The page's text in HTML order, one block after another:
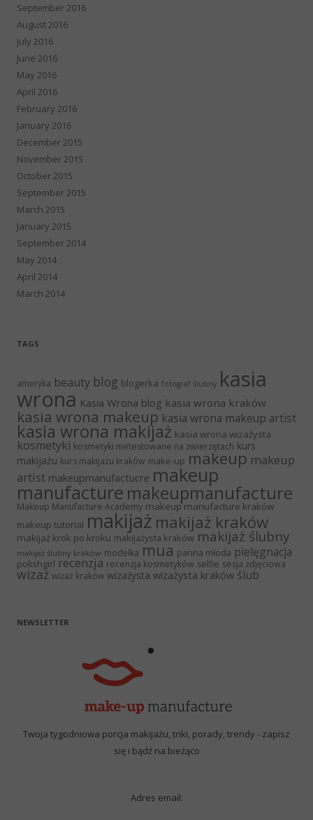
September 2016
August 2016
July 2016
June 2016
May 2016
April 2016
February 2016
January 2016
December 2015
November 2015
October 2015
September 2015
March 2015
January 2015
September 2014
May 2014
April 2014
March 2014
TAGS
ameryka beauty blog blogerka fotograf ślubny kasia
wrona Kasia Wrona blog kasia wrona kraków
kasia wrona makeup kasia wrona makeup artist
kasia wrona makijaż kasia wrona wizażysta
kosmetyki kosmetyki nietestowane na zwierzętach kurs
makijażu kurs makijażu kraków make-up makeup makeup
artist makeupmanufactucre makeup
manufacture makeupmanufacture
Makeup Manufacture Academy makeup manufacture kraków
makeup tutorial makijaż makijaż kraków
makijaż krok po kroku makijażysta kraków makijaż ślubny
makijaż ślubny kraków modelka mua panna młoda pielęgnacja
polishgirl recenzja recenzja kosmetyków selfie sesja zdjęciowa
wizaż wizaż kraków wizażysta wizażysta kraków ślub
NEWSLETTER
Twoja tygodniowa porcja makijażu, triki, porady, trendy - zapisz
się i bądź na bieżąco
Adres email: